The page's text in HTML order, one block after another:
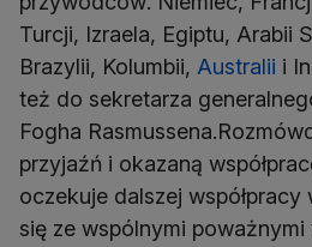
Turcji, Izraela, Egiptu, Arabii
Brazylii, Kolumbii, Australii i
też do sekretarza
Fogha
przyjaźń i okazaną
oczekuje dalszej współpracy
się ze wspólnymi